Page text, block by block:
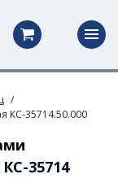
КС-35714.50.000
35714